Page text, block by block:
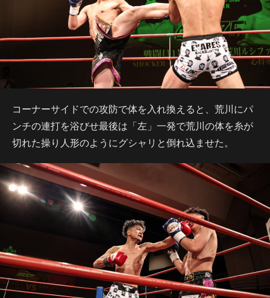
コーナーサイドでの攻防で体を入れ換えると、荒川にパ
ンチの連打を浴びせ最後は「左」一発で荒川の体を糸が
切れた操り人形のようにグシャリと倒れ込ませた。